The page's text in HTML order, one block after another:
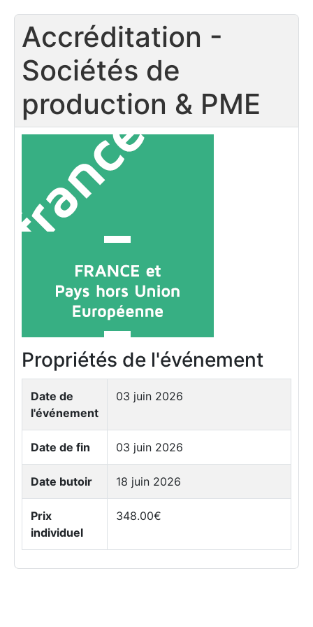
Accréditation -
Sociétés de
production & PME
Propriétés de l'événement
Date de
l'événement
03 juin 2026
Date de fin 03 juin 2026
Date butoir 18 juin 2026
Prix
individuel
348.00€